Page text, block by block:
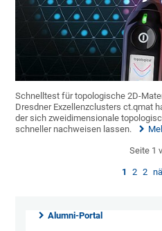
Schnelltest für topologische 2D-
Dresdner Exzellenzclusters ct.qmat
der sich zweidimensionale
schneller nachweisen lassen.
Seite 1
1 2 2
Alumni-Portal